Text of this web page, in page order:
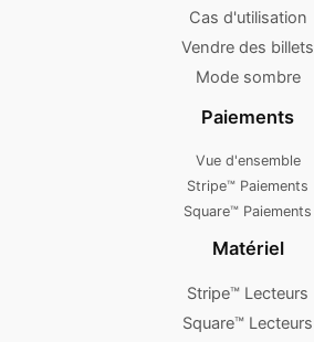
Cas d'utilisation
Vendre des billets
Mode sombre
Paiements
Vue d'ensemble
Stripe™ Paiements
Square™ Paiements
Matériel
Stripe™ Lecteurs
Square™ Lecteurs